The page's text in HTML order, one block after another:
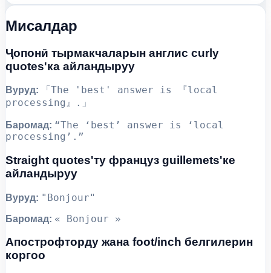
Мисалдар
Ҷопонӣ тырмакчаларын англис curly
quotes'ка айландыруу
Вуруд:
「The 'best' answer is 『local
processing』.」
Баромад: “The ‘best’ answer is ‘local
processing’.”
Straight quotes'ту француз guillemets'ке
айландыруу
Вуруд: "Bonjour"
Баромад: « Bonjour »
Апострофторду жана foot/inch белгилерин
коргоо